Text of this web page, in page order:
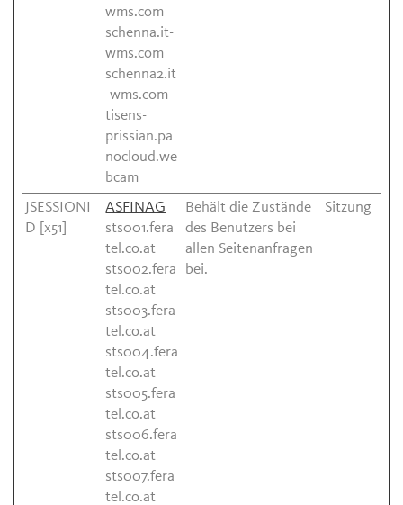
wms.com
schenna.it-
wms.com
schenna2.it
-wms.com
tisens-
prissian.pa
nocloud.we
bcam
JSESSIONI
D [x51]
ASFINAG
sts001.fera
tel.co.at
sts002.fera
tel.co.at
sts003.fera
tel.co.at
sts004.fera
tel.co.at
sts005.fera
tel.co.at
sts006.fera
tel.co.at
sts007.fera
tel.co.at
Behält die Zustände
des Benutzers bei
allen Seitenanfragen
bei.
Sitzung